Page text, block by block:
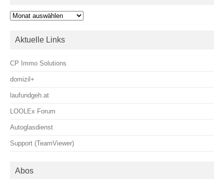
Archiv
Aktuelle Links
CP Immo Solutions
domizil+
laufundgeh.at
LOOLEx Forum
Autoglasdienst
Support (TeamViewer)
Abos